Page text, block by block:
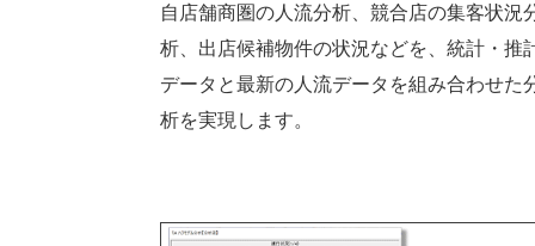
自店舗商圏の人流分析、競合店の集客状況
析、出店候補物件の状況などを、統計・推
データと最新の人流データを組み合わせた
析を実現します。